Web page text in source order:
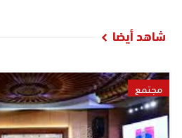
شاهد أيضا
مجتمع